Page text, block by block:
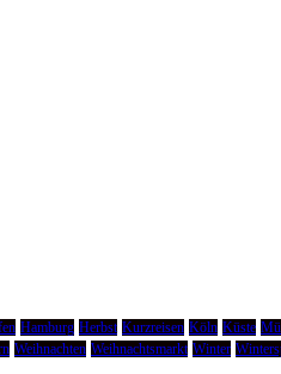
Hamburg Herbst Kurzreisen Köln Küste
Weihnachten Weihnachtsmarkt Winter